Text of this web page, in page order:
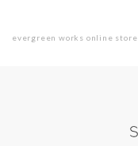
evergreen works online store